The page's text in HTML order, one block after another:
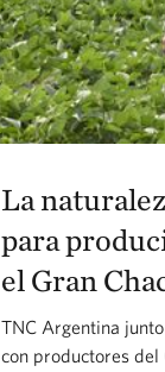
La
para
el Gran
TNC Argentina
con productores del